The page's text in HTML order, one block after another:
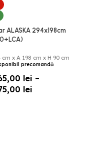
ALASKA 294x198cm
cm x A 198 cm x H 90 cm
precomandă
lei –
lei